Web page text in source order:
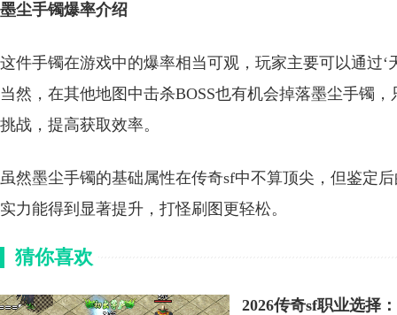
墨尘手镯爆率介绍
这件手镯在游戏中的爆率相当可观，玩家主要可以通过
当然，在其他地图中击杀BOSS也有机会掉落墨尘手镯
挑战，提高获取效率。
虽然墨尘手镯的基础属性在传奇sf中不算顶尖，但鉴定
实力能得到显著提升，打怪刷图更轻松。
猜你喜欢
2026传奇sf职业选择